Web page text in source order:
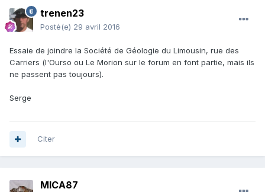
trenen23
Posté(e) 29 avril 2016
Essaie de joindre la Société de Géologie du Limousin, rue des
Carriers (l'Ourso ou Le Morion sur le forum en font partie, mais ils
ne passent pas toujours).
Serge
Citer
MICA87